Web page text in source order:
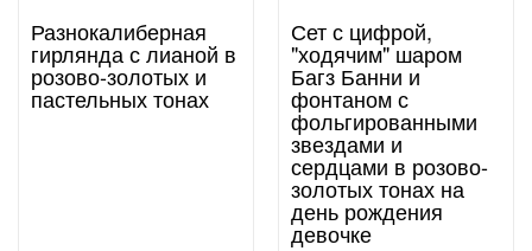
Разнокалиберная
гирлянда с лианой в
розово-золотых и
пастельных тонах
Сет с цифрой,
"ходячим" шаром
Багз Банни и
фонтаном с
фольгированными
звездами и
сердцами в розово-
золотых тонах на
день рождения
девочке